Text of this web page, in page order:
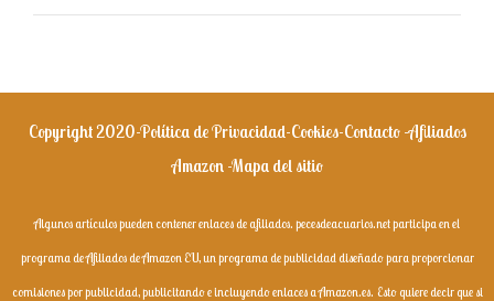
Copyright 2020-Política de Privacidad-Cookies-Contacto -Afiliados
Amazon -Mapa del sitio
Algunos artículos pueden contener enlaces de afiliados. pecesdeacuarios.net participa en el
programa de Afiliados de Amazon EU, un programa de publicidad diseñado para proporcionar
comisiones por publicidad, publicitando e incluyendo enlaces a Amazon.es. Esto quiere decir que si